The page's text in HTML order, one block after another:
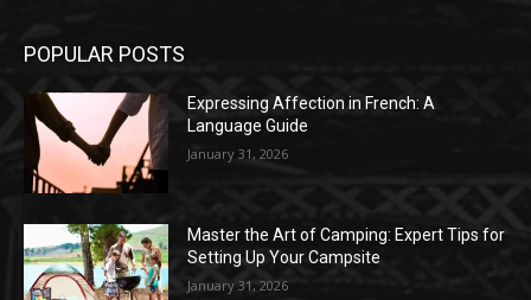
POPULAR POSTS
Expressing Affection in French: A
Language Guide
January 31, 2026
Master the Art of Camping: Expert Tips for
Setting Up Your Campsite
January 31, 2026